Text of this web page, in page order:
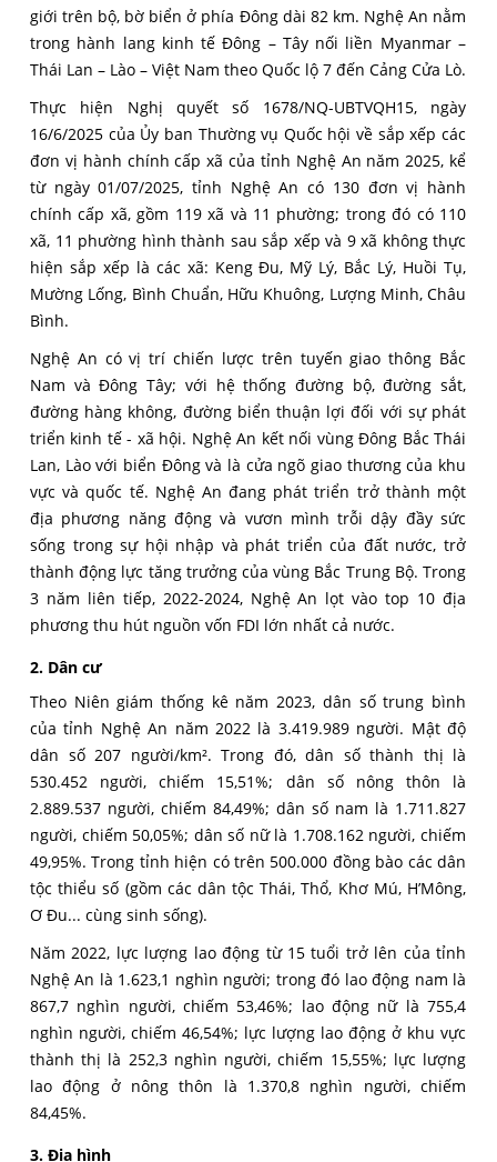
giới trên bộ, bờ biển ở phía Đông dài 82 km. Nghệ An nằm
trong hành lang kinh tế Đông – Tây nối liền Myanmar –
Thái Lan – Lào – Việt Nam theo Quốc lộ 7 đến Cảng Cửa Lò.
Thực hiện Nghị quyết số 1678/NQ-UBTVQH15, ngày
16/6/2025 của Ủy ban Thường vụ Quốc hội về sắp xếp các
đơn vị hành chính cấp xã của tỉnh Nghệ An năm 2025, kể
từ ngày 01/07/2025, tỉnh Nghệ An có 130 đơn vị hành
chính cấp xã, gồm 119 xã và 11 phường; trong đó có 110
xã, 11 phường hình thành sau sắp xếp và 9 xã không thực
hiện sắp xếp là các xã: Keng Đu, Mỹ Lý, Bắc Lý, Huồi Tụ,
Mường Lống, Bình Chuẩn, Hữu Khuông, Lượng Minh, Châu
Bình.
Nghệ An có vị trí chiến lược trên tuyến giao thông Bắc
Nam và Đông Tây; với hệ thống đường bộ, đường sắt,
đường hàng không, đường biển thuận lợi đối với sự phát
triển kinh tế - xã hội. Nghệ An kết nối vùng Đông Bắc Thái
Lan, Lào với biển Đông và là cửa ngõ giao thương của khu
vực và quốc tế. Nghệ An đang phát triển trở thành một
địa phương năng động và vươn mình trỗi dậy đầy sức
sống trong sự hội nhập và phát triển của đất nước, trở
thành động lực tăng trưởng của vùng Bắc Trung Bộ. Trong
3 năm liên tiếp, 2022-2024, Nghệ An lọt vào top 10 địa
phương thu hút nguồn vốn FDI lớn nhất cả nước.
2. Dân cư
Theo Niên giám thống kê năm 2023, dân số trung bình
của tỉnh Nghệ An năm 2022 là 3.419.989 người. Mật độ
dân số 207 người/km². Trong đó, dân số thành thị là
530.452 người, chiếm 15,51%; dân số nông thôn là
2.889.537 người, chiếm 84,49%; dân số nam là 1.711.827
người, chiếm 50,05%; dân số nữ là 1.708.162 người, chiếm
49,95%. Trong tỉnh hiện có trên 500.000 đồng bào các dân
tộc thiểu số (gồm các dân tộc Thái, Thổ, Khơ Mú, H’Mông,
Ơ Đu... cùng sinh sống).
Năm 2022, lực lượng lao động từ 15 tuổi trở lên của tỉnh
Nghệ An là 1.623,1 nghìn người; trong đó lao động nam là
867,7 nghìn người, chiếm 53,46%; lao động nữ là 755,4
nghìn người, chiếm 46,54%; lực lượng lao động ở khu vực
thành thị là 252,3 nghìn người, chiếm 15,55%; lực lượng
lao động ở nông thôn là 1.370,8 nghìn người, chiếm
84,45%.
3. Địa hình